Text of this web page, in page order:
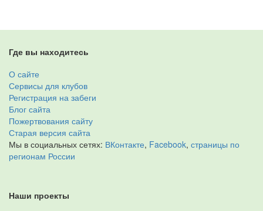
Где вы находитесь
О сайте
Сервисы для клубов
Регистрация на забеги
Блог сайта
Пожертвования сайту
Старая версия сайта
Мы в социальных сетях: ВКонтакте, Facebook, страницы по
регионам России
Наши проекты